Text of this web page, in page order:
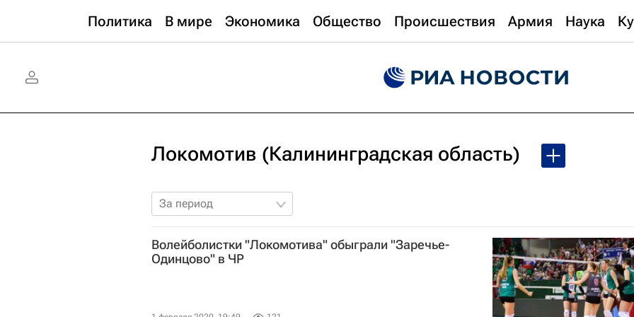
Политика В мире Экономика Общество Происшествия Армия Наука
Локомотив (Калининградская область)
За период
Волейболистки "Локомотива" обыграли "Заречье-
Одинцово" в ЧР